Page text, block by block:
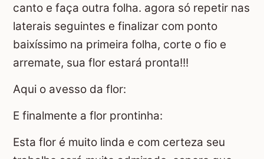
canto e faça outra folha. agora só repetir nas
laterais seguintes e finalizar com ponto
baixíssimo na primeira folha, corte o fio e
arremate, sua flor estará pronta!!!
Aqui o avesso da flor:
E finalmente a flor prontinha:
Esta flor é muito linda e com certeza seu